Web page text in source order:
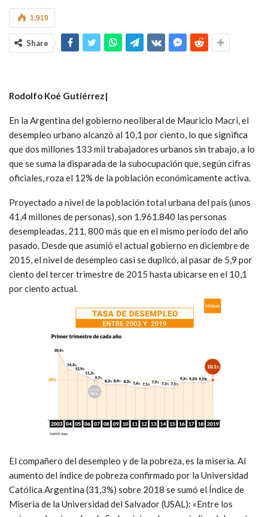
1.919
Share
Rodolfo Koé Gutiérrez|
En la Argentina del gobierno neoliberal de Mauricio Macri, el
desempleo urbano alcanzó al 10,1 por ciento, lo que significa
que dos millones 133 mil trabajadores urbanos sin trabajo, a lo
que se suma la disparada de la subocupación que, según cifras
oficiales, roza el 12% de la población económicamente activa.
Proyectado a nivel de la población total urbana del país (unos
41,4 millones de personas), son 1.961.840 las personas
desempleadas, 211. 800 más que en el mismo período del año
pasado. Desde que asumió el actual gobierno en diciembre de
2015, el nivel de desempleo casi se duplicó, al pasar de 5,9 por
ciento del tercer trimestre de 2015 hasta ubicarse en el 10,1
por ciento actual.
El compañero del desempleo y de la pobreza, es la miseria. Al
aumento del índice de pobreza confirmado por la Universidad
Católica Argentina (31,3%) sobre 2018 se sumó el Índice de
Miseria de la Universidad del Salvador (USAL): «Entre los